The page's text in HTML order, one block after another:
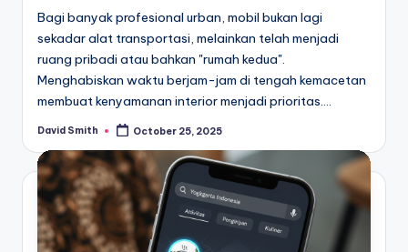
Bagi banyak profesional urban, mobil bukan lagi
sekadar alat transportasi, melainkan telah menjadi
ruang pribadi atau bahkan "rumah kedua".
Menghabiskan waktu berjam-jam di tengah kemacetan
membuat kenyamanan interior menjadi prioritas.…
Posted
David Smith October 25, 2025